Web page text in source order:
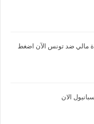
مالي ضد تونس الآن اضغط
الان